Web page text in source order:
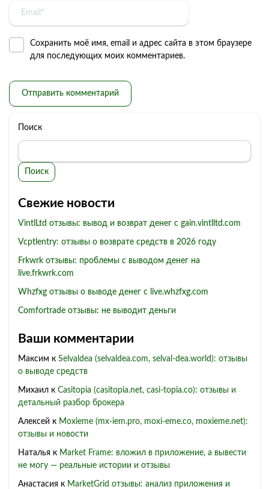
Сохранить моё имя, email и адрес сайта в этом браузере
для последующих моих комментариев.
Поиск
Поиск
Свежие новости
VintlLtd отзывы: вывод и возврат денег с gain.vintlltd.com
Vcptlentry: отзывы о возврате средств в 2026 году
Frkwrk отзывы: проблемы с выводом денег на
live.frkwrk.com
Whzfxg отзывы о выводе денег с live.whzfxg.com
Comfortrade отзывы: не выводит деньги
Ваши комментарии
Максим к Selvaldea (selvaldea.com, selval-dea.world): отзывы
о выводе средств
Михаил к Casitopia (casitopia.net, casi-topia.co): отзывы и
детальный разбор брокера
Алексей к Moxieme (mx-iem.pro, moxi-eme.co, moxieme.net):
отзывы и новости
Наталья к Market Frame: вложил в приложение, а вывести
не могу — реальные истории и отзывы
Анастасия к MarketGrid отзывы: анализ приложения и